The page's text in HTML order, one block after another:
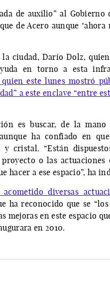
de auxilio” al Gobierno
de Acero aunque "ahora
ciudad, Darío Dolz,
en torno a esta
este lunes mostró
a este enclave “entre
es buscar, de la mano
ha confiado en
y cristal. “Están
o las actuaciones
hacer a ese espacio”, ha
diversas
ha reconocido que se
mejoras en este espacio
en 2010.